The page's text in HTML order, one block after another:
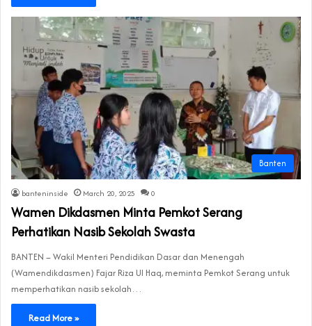
Banten
banteninside March 20, 2025 0
Wamen Dikdasmen Minta Pemkot Serang
Perhatikan Nasib Sekolah Swasta
BANTEN – Wakil Menteri Pendidikan Dasar dan Menengah
(Wamendikdasmen) Fajar Riza Ul Haq, meminta Pemkot Serang untuk
memperhatikan nasib sekolah…
Read More »